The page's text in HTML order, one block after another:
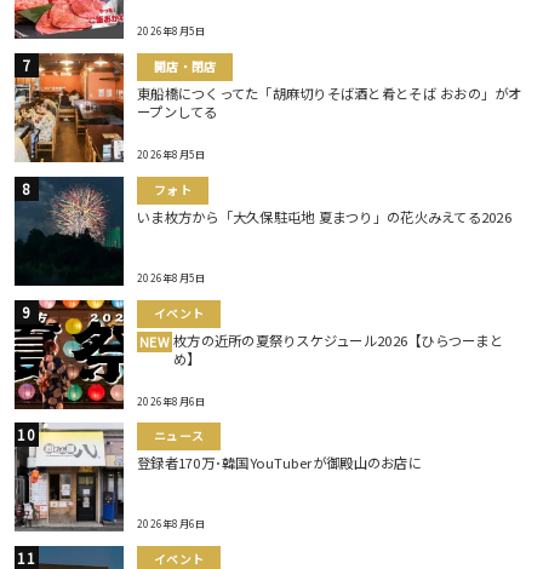
2026年8月5日
開店・閉店
東船橋につくってた「胡麻切りそば酒と肴とそば おおの」がオ
ープンしてる
2026年8月5日
フォト
いま枚方から「大久保駐屯地 夏まつり」の花火みえてる2026
2026年8月5日
イベント
NEW 枚方の近所の夏祭りスケジュール2026【ひらつーまと
め】
2026年8月6日
ニュース
登録者170万･韓国YouTuberが御殿山のお店に
2026年8月6日
イベント